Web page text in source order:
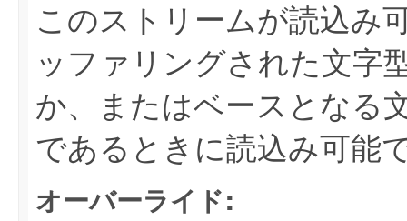
このストリームが読込み
ッファリングされた文字
か、またはベースとなる
であるときに読込み可能
オーバーライド: